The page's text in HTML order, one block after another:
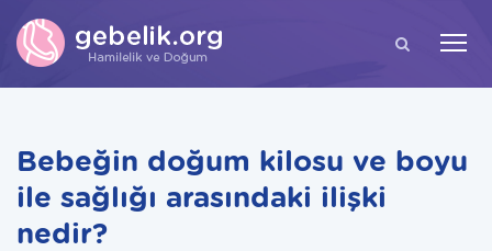
Bebeğin doğum kilosu ve boyu
ile sağlığı arasındaki ilişki
nedir?